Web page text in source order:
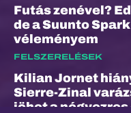
Futás zenével?
de a Suunto
véleményem
FELSZERELÉSEK
Kilian Jornet
Sierre-Zinal
jöhet a